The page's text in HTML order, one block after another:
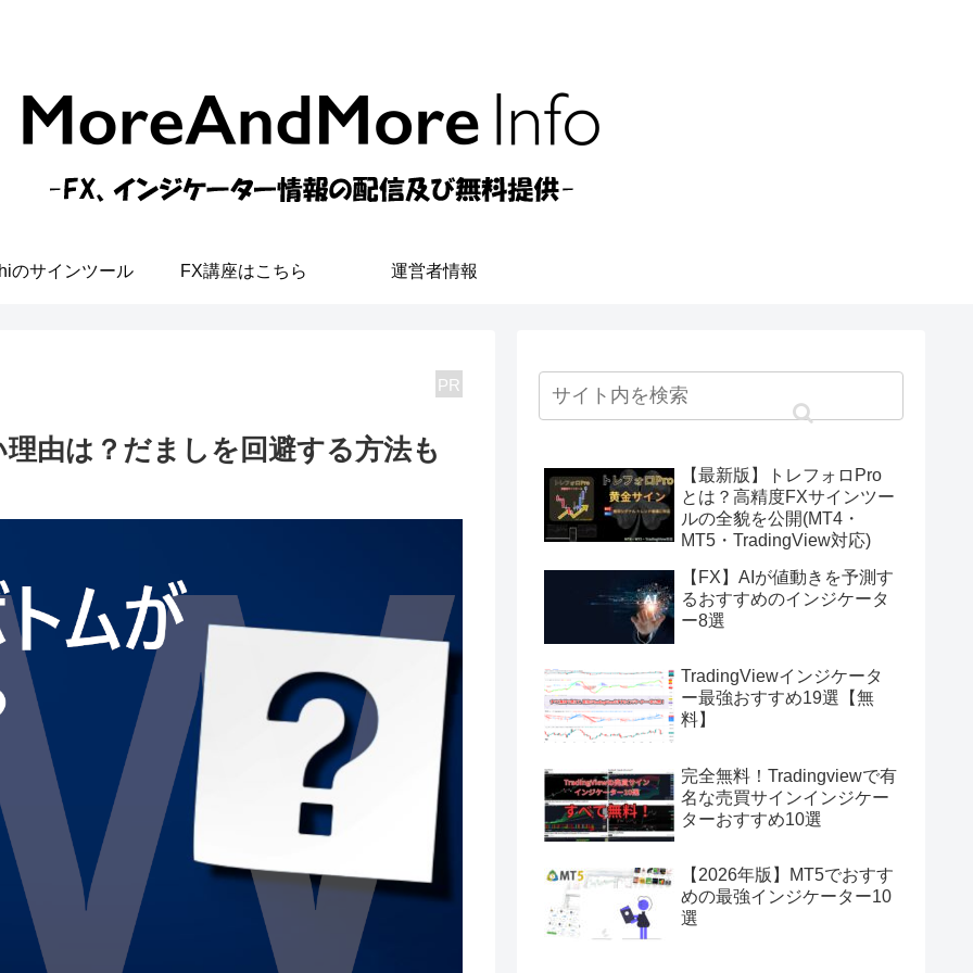
のサインツール FX講座はこちら 運営者情報
PR
由は？だましを回避する方法も
【最新版】トレフォロPro
とは？高精度FXサインツー
ルの全貌を公開(MT4・
MT5・TradingView対応)
【FX】AIが値動きを予測す
るおすすめのインジケータ
ー8選
TradingViewインジケータ
ー最強おすすめ19選【無
料】
完全無料！Tradingviewで有
名な売買サインインジケー
ターおすすめ10選
【2026年版】MT5でおすす
めの最強インジケーター10
選